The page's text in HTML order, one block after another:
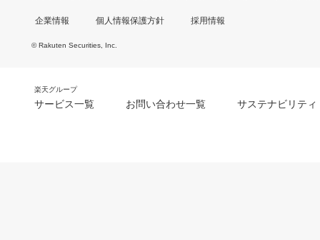
企業情報 個人情報保護方針 採用情報
© Rakuten Securities, Inc.
楽天グループ
サービス一覧 お問い合わせ一覧 サステナビリティ